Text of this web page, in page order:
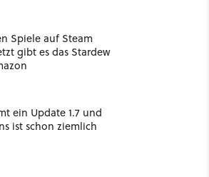
Spiele auf Steam
gibt es das Stardew
ein Update 1.7 und
ist schon ziemlich